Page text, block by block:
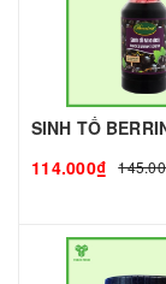
114.000₫